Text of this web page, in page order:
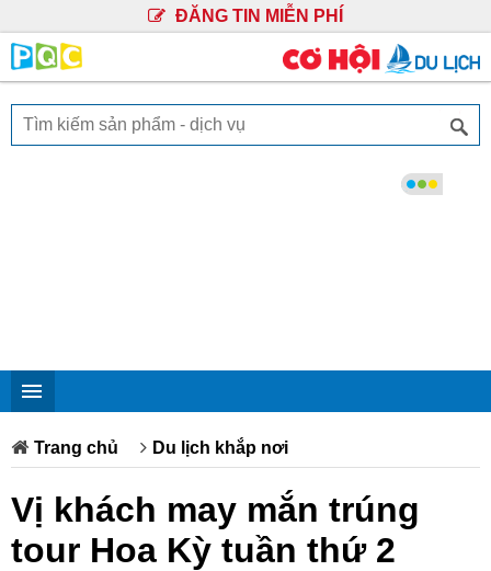
ĐĂNG TIN MIỄN PHÍ
Trang chủ Du lịch khắp nơi
Vị khách may mắn trúng
tour Hoa Kỳ tuần thứ 2